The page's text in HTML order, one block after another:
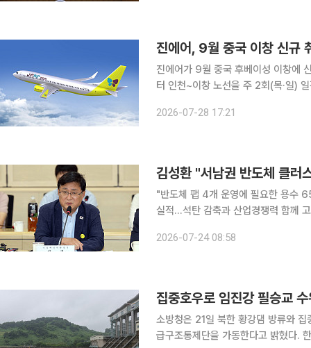
진에어, 9월 중국 이창 신규
진에어가 9월 중국 후베이성 이창에 신규 취항
터 인천~이창 노선을 주 2회(목·일) 일정으로
공항에 현지시간 오후 10시 55분 도
2026-07-28 17:21
김성환 "서남권 반도체 클러
"반도체 팹 4개 운영에 필요한 용수
실적…석탄 감축과 산업경쟁력 함께 고려" 김성환 기후에너지환경부 장관은 24일 정부
가능하다"며 "2029년 말까지 필요한
2026-07-24 08:58
집중호우로 임진강 필승교
소방청은 21일 북한 황강댐 방류와
급구조통제단을 가동한다고 밝혔다. 한강홍수통제소에 따르면 이날 오후 6시 40분 기준 필승교 수